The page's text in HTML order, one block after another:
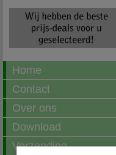
Home
Contact
Over ons
Download
Verzending